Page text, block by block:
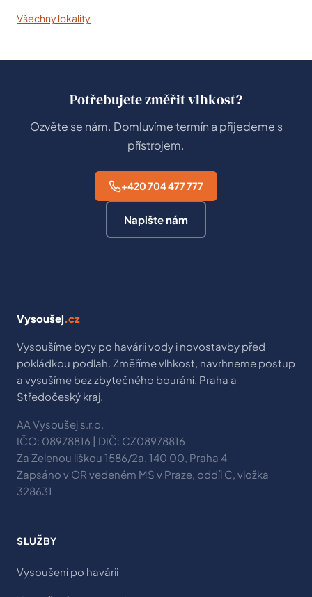
Všechny lokality
Potřebujete změřit vlhkost?
Ozvěte se nám. Domluvíme termín a přijedeme s
přístrojem.
+420 704 477 777
Napište nám
Vysoušej.cz
Vysoušíme byty po havárii vody i novostavby před
pokládkou podlah. Změříme vlhkost, navrhneme postup
a vysušíme bez zbytečného bourání. Praha a
Středočeský kraj.
AA Vysoušej s.r.o.
IČO: 08978816 | DIČ: CZ08978816
Za Zelenou liškou 1586/2a, 140 00, Praha 4
Zapsáno v OR vedeném MS v Praze, oddíl C, vložka
328631
SLUŽBY
Vysoušení po havárii